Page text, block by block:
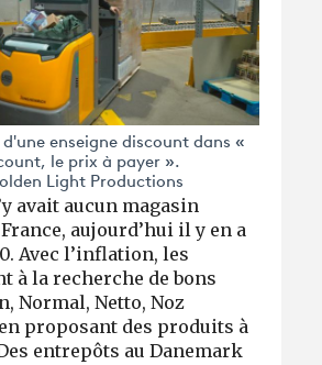
enseigne discount dans «
le prix à payer ».
Light Productions
avait aucun magasin
aujourd’hui il y en a
Avec l’inflation, les
à la recherche de bons
Normal, Netto, Noz
proposant des produits à
entrepôts au Danemark